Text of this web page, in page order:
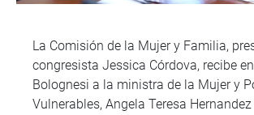
La Comisión de la Mujer y Familia,
congresista Jessica Córdova, recibe
Bolognesi a la ministra de la Mujer y
Vulnerables, Angela Teresa Hernandez